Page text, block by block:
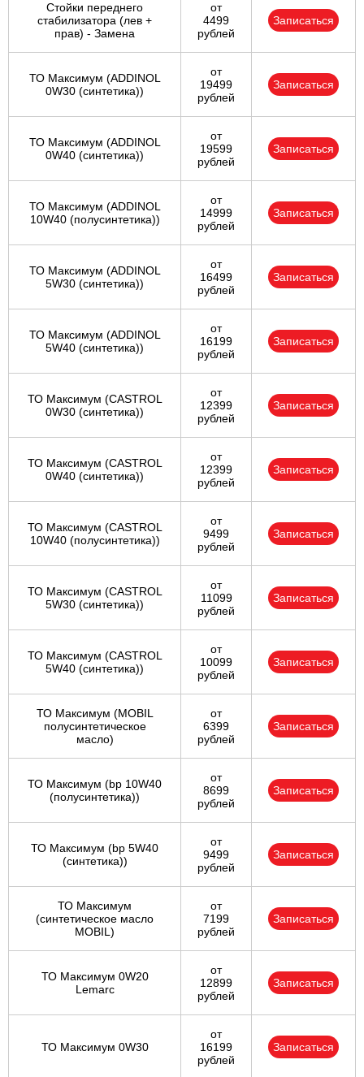
Стойки переднего
стабилизатора (лев +
прав) - Замена
от
4499
рублей
Записаться
ТО Максимум (ADDINOL
0W30 (синтетика))
от
19499
рублей
Записаться
ТО Максимум (ADDINOL
0W40 (синтетика))
от
19599
рублей
Записаться
ТО Максимум (ADDINOL
10W40 (полусинтетика))
от
14999
рублей
Записаться
ТО Максимум (ADDINOL
5W30 (синтетика))
от
16499
рублей
Записаться
ТО Максимум (ADDINOL
5W40 (синтетика))
от
16199
рублей
Записаться
ТО Максимум (CASTROL
0W30 (синтетика))
от
12399
рублей
Записаться
ТО Максимум (CASTROL
0W40 (синтетика))
от
12399
рублей
Записаться
ТО Максимум (CASTROL
10W40 (полусинтетика))
от
9499
рублей
Записаться
ТО Максимум (CASTROL
5W30 (синтетика))
от
11099
рублей
Записаться
ТО Максимум (CASTROL
5W40 (синтетика))
от
10099
рублей
Записаться
ТО Максимум (MOBIL
полуcинтетическое
масло)
от
6399
рублей
Записаться
ТО Максимум (bp 10W40
(полусинтетика))
от
8699
рублей
Записаться
ТО Максимум (bp 5W40
(синтетика))
от
9499
рублей
Записаться
ТО Максимум
(cинтетическое масло
MOBIL)
от
7199
рублей
Записаться
ТО Максимум 0W20
Lemarc
от
12899
рублей
Записаться
ТО Максимум 0W30
от
16199
рублей
Записаться